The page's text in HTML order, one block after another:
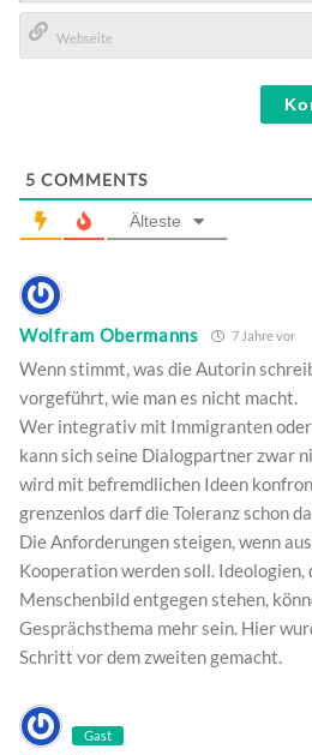
E-
Mail*
5 COMMENTS
Älteste
Wolfram Obermanns 7 Jahre vor
Wenn stimmt, was die Autorin
vorgeführt, wie man es nicht macht.
Wer integrativ mit Immigranten
kann sich seine Dialogpartner zwar
wird mit befremdlichen Ideen
grenzenlos darf die Toleranz schon
Die Anforderungen steigen, wenn
Kooperation werden soll. Ideologien,
Menschenbild entgegen stehen,
Gesprächsthema mehr sein. Hier
Schritt vor dem zweiten gemacht.
Gast